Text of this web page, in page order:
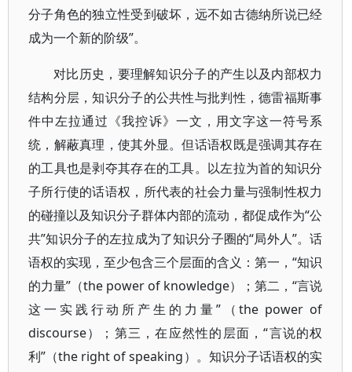
分子角色的独立性受到破坏，远不如古德纳所说已经
成为一个新的阶级”。
对比历史，要理解知识分子的产生以及内部权力
结构分层，知识分子的公共性与批判性，德雷福斯事
件中左拉通过《我控诉》一文，用文字这一符号系
统，解蔽真理，使其外显。但话语权既是强调其存在
的工具也是剥夺其存在的工具。以左拉为首的知识分
子所行使的话语权，所代表的社会力量与强制性权力
的碰撞以及知识分子群体内部的流动，都促成作为“公
共”知识分子的左拉成为了知识分子圈的“局外人”。话
语权的实现，至少包含三个层面的含义：第一，“知识
的力量”（the power of knowledge）；第二，“言说
这一实践行动所产生的力量”（the power of
discourse）；第三，在应然性的层面，“言说的权
利”（the right of speaking）。知识分子话语权的实